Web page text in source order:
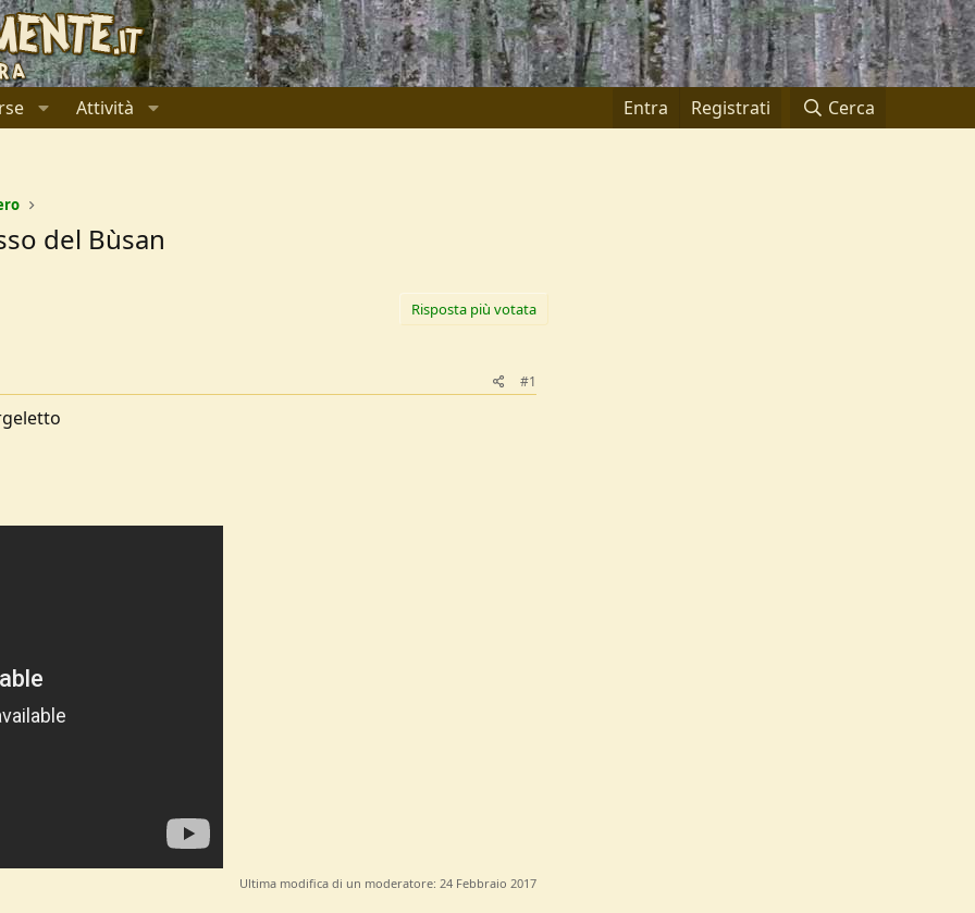
Attività Entra Registrati Cerca
del Bùsan
Risposta più votata
#1
Ultima modifica di un moderatore: 24 Febbraio 2017